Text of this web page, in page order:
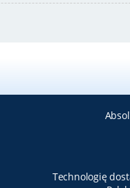
Technologię